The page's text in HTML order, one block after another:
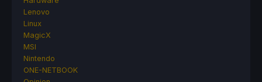
Lenovo
Linux
MagicX
MSI
Nintendo
ONE-NETBOOK